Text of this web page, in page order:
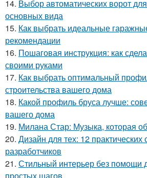
14. Выбор автоматических ворот
основных вида
15. Как выбрать идеальные
рекомендации
16. Пошаговая инструкция: как
своими руками
17. Как выбрать оптимальный
строительства вашего дома
18. Какой профиль бруса лучше:
вашего дома
19. Милана Стар: Музыка, которая
20. Дизайн для тех: 12 практических
разработчиков
21. Стильный интерьер без помощи